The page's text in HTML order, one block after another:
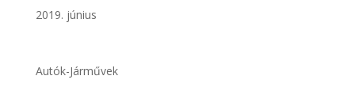
2019. június
Autók-Járművek